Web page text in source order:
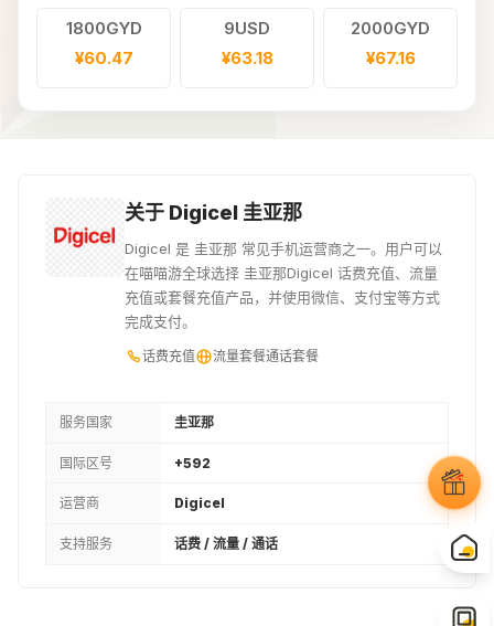
1800GYD
¥60.47
9USD
¥63.18
2000GYD
¥67.16
12USD
¥84.24
2500GYD
¥83.93
¥91.3
14USD
¥98.3
3000GYD
15USD
¥104.09
17USD
¥119.36
¥126.35
关于 Digicel 圭亚那
Digicel 是 圭亚那 常见手机运营商之一。用户可以
在喵喵游全球选择 圭亚那Digicel 话费充值、流量
充值或套餐充值产品，并使用微信、支付宝等方式
完成支付。
话费充值 流量套餐通话套餐
服务国家 圭亚那
国际区号 +592
运营商 Digicel
支持服务 话费 / 流量 / 通话